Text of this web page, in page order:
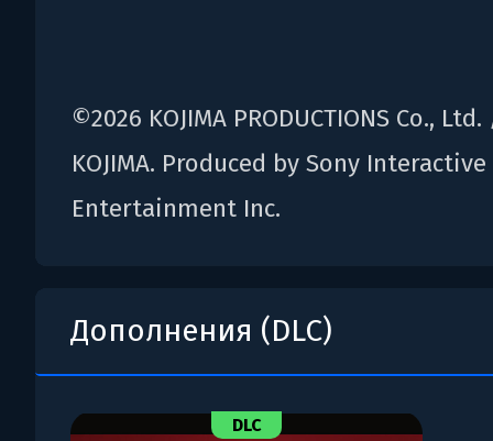
©2026 KOJIMA PRODUCTIONS Co.,
KOJIMA. Produced by Sony Interactive
Entertainment Inc.
Дополнения (DLC)
DLC